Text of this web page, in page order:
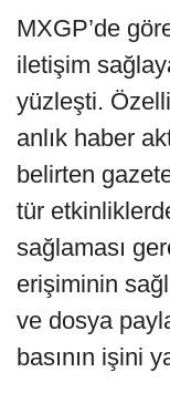
MXGP’de
iletişim
yüzleşti.
anlık haber
belirten
tür
sağlaması
erişiminin
ve dosya
basının işini